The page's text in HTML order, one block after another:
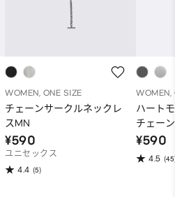
WOMEN, ONE SIZE
チェーンサークルネックレ
スMN
¥590
ユニセックス
4.4 (5)
WOMEN,
ハート
チェー
¥590
4.5